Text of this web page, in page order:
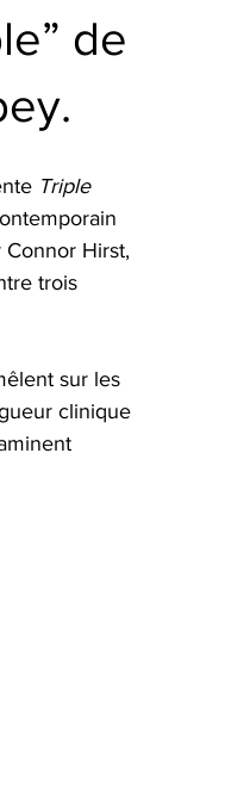
de
Triple
Connor Hirst,
trois
sur les
clinique